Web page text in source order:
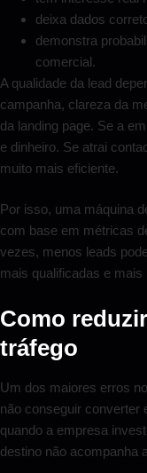
deixa dados
demonstra
comercial.
A qualidade da lead
campanha, clareza da
da landing page. Se a
e dinheiro. Se atrai
muito mais eficiente.
Por isso, uma máquina
com base em métricas
vezes, menos leads
mais qualificadas e
Como
tráfego
Um dos maiores erros
não conseguir converter
quando a empresa
destino não acompanha